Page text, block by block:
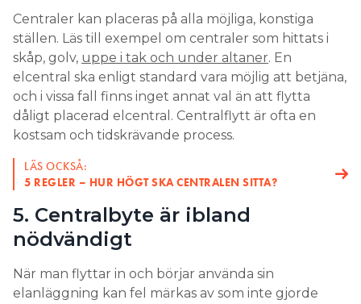
Centraler kan placeras på alla möjliga, konstiga
ställen. Läs till exempel om centraler som hittats i
skåp, golv, uppe i tak och under altaner. En
elcentral ska enligt standard vara möjlig att betjäna,
och i vissa fall finns inget annat val än att flytta
dåligt placerad elcentral. Centralflytt är ofta en
kostsam och tidskrävande process.
LÄS OCKSÅ:
5 REGLER – HUR HÖGT SKA CENTRALEN SITTA?
5. Centralbyte är ibland
nödvändigt
När man flyttar in och börjar använda sin
elanläggning kan fel märkas av som inte gjorde